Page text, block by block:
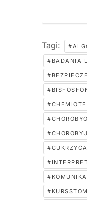
Tagi:
#BADANIA